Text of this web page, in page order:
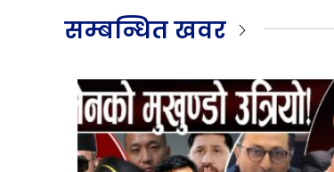
सम्बन्धित खवर